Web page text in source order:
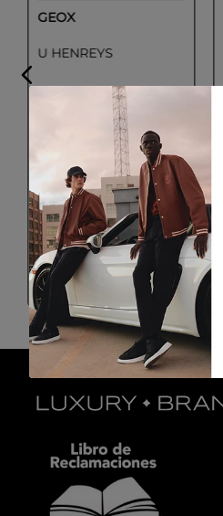
GEOX
U HENREYS
44
Colores
Negro
$ 99.50 $ 199 00
COMPRAR